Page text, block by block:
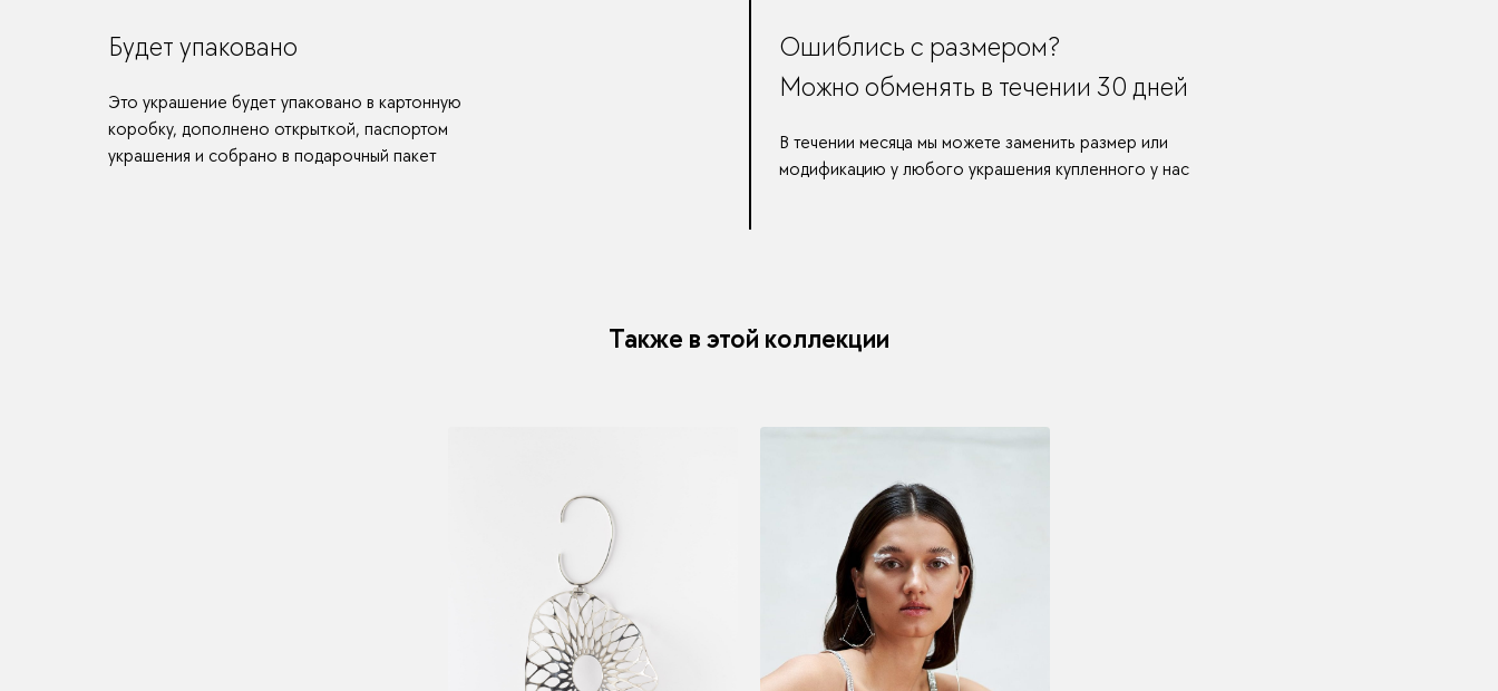
Будет упаковано
Это украшение будет упаковано в картонную
коробку, дополнено открыткой, паспортом
украшения и собрано в подарочный пакет
Ошиблись с размером?
Можно обменять в течении 30 дней
В течении месяца мы можете заменить размер или
модификацию у любого украшения купленного у нас
Также в этой коллекции